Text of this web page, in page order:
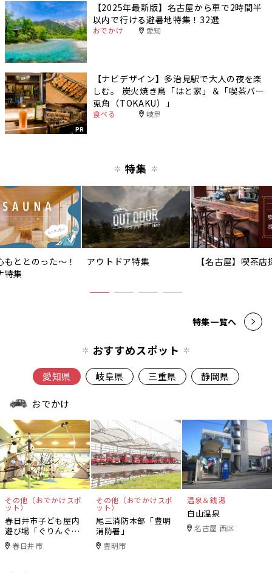
【2025年最新版】名古屋から車で2時間半
以内で行ける避暑地特集！32選
おでかけ 愛知
PR
【ナビデザイン】多治見駅で大人の夜を楽
しむ。 炭火焼き鳥「はと家」＆「喫茶バー
兎角（TOKAKU）」
食べる 岐阜
特集
もととのった〜！
特集
アウトドア特集 【名古屋】喫茶店
特集一覧へ
おすすめスポット
愛知県 岐阜県 三重県 静岡県
おでかけ
その他（おでかけスポ
ット）
春日井市子ども屋内
遊び場「ぐりんぐり
ん」春日井市
その他（おでかけスポ
ット）
尾三消防本部「豊明
消防署」
豊明市
温泉＆銭湯
白山温泉
名古屋 西区